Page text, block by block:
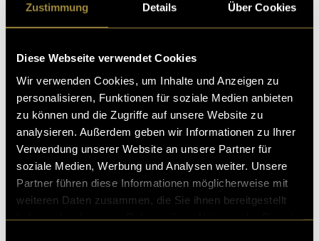
Zustimmung Details Über Cookies
Diese Webseite verwendet Cookies
Wir verwenden Cookies, um Inhalte und Anzeigen zu
personalisieren, Funktionen für soziale Medien anbieten
zu können und die Zugriffe auf unsere Website zu
analysieren. Außerdem geben wir Informationen zu Ihrer
Verwendung unserer Website an unsere Partner für
soziale Medien, Werbung und Analysen weiter. Unsere
Partner führen diese Informationen möglicherweise mit
weiteren Daten zusammen, die Sie ihnen bereitgestellt
Fazit
Rückblickend waren Zeitmanagement und
Organisation die grössten Herausforderungen und
haben grosses Verbesserungspotential.
Die Koordination von Gästen, Räumlichkeiten und
technischem Equipment erforderte viel Planung. Wir
nehmen uns vor, in Zukunft immer einen Plan B zu